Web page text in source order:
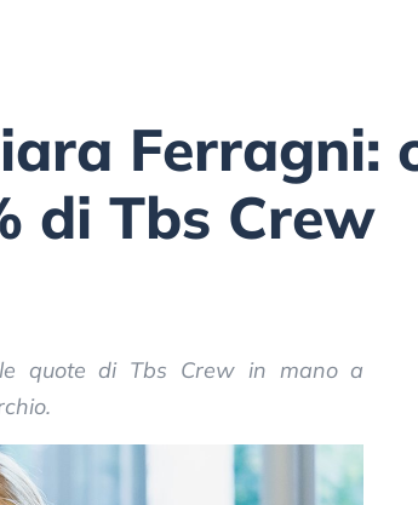
Ferragni:
di Tbs Crew
quote di Tbs Crew in mano a